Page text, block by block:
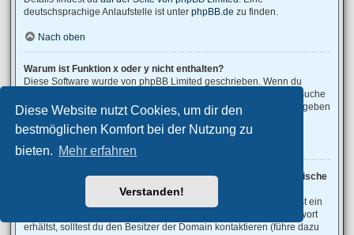
Diese Website nutzt Cookies, um dir den
bestmöglichen Komfort bei der Nutzung zu
bieten. Mehr erfahren
Verstanden!
deutschsprachige Anlaufstelle ist unter phpBB.de zu finden.
Nach oben
Warum ist Funktion x oder y nicht enthalten?
Diese Software wurde von phpBB Limited geschrieben. Wenn du
denkst, dass eine Funktion implementiert werden sollte, dann besuche
phpBB Ideas, wo du deine Stimme für bestehende Vorschläge abgeben
oder neue Funktionen vorschlagen kannst.
Nach oben
An wen soll ich mich wenden, falls es Beschwerden oder juristische
Anfragen zu diesem Forum gibt?
Jeder Administrator, der auf der „Das Team“-Seite aufgeführt ist, ist ein
geeigneter Kontakt für deine Beschwerde. Wenn du so keine Antwort
erhältst, solltest du den Besitzer der Domain kontaktieren (führe dazu